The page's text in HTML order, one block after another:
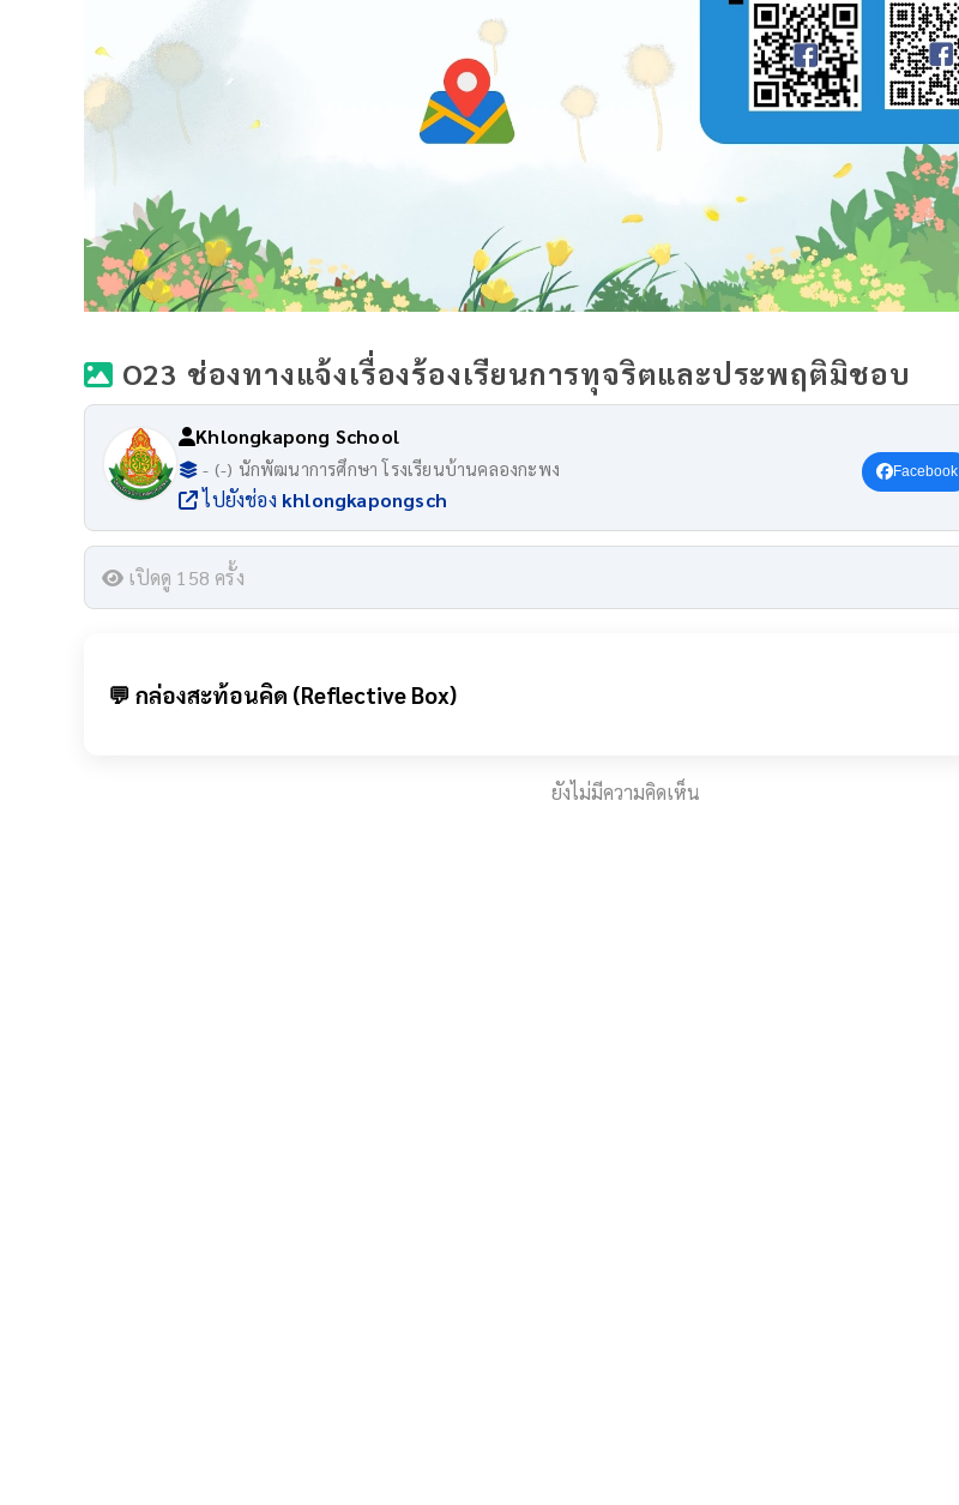
O23 ช่องทางแจ้งเรื่องร้องเรียนการทุจริตและประพฤติมิชอบ
Khlongkapong School
- (-) นักพัฒนาการศึกษา โรงเรียนบ้านคลองกะพง
ไปยังช่อง khlongkapongsch
Facebook
เปิดดู 158 ครั้ง
💬 กล่องสะท้อนคิด (Reflective Box)
ยังไม่มีความคิดเห็น